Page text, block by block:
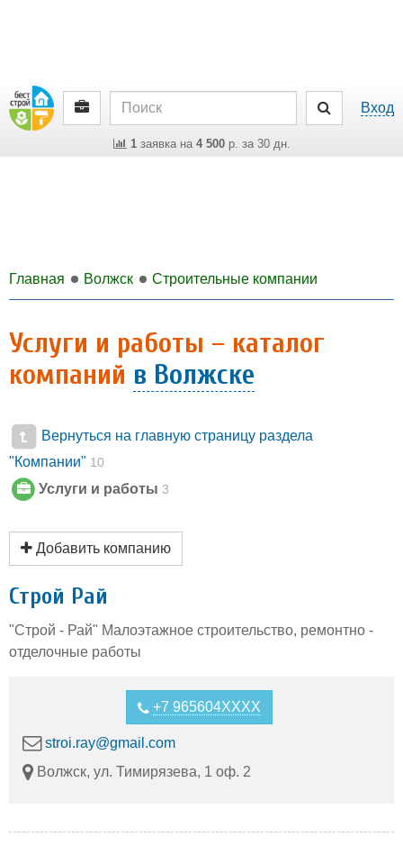
Вход
1заявка на 4 500р. за 30 дн.
Главная Волжск Строительные компании
Услуги и работы – каталог
компаний в Волжске
Вернуться на главную страницу раздела
"Компании" 10
Услуги и работы 3
Добавить компанию
Строй Рай
"Строй - Рай" Малоэтажное строительство, ремонтно -
отделочные работы
+7 965604XXXX
stroi.ray@gmail.com
Волжск, ул. Тимирязева, 1 оф. 2